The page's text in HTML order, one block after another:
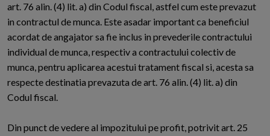
art. 76 alin. (4) lit. a) din Codul fiscal, astfel cum este prevazut
in contractul de munca. Este asadar important ca beneficiul
acordat de angajator sa fie inclus in prevederile contractului
individual de munca, respectiv a contractului colectiv de
munca, pentru aplicarea acestui tratament fiscal si, acesta sa
respecte destinatia prevazuta de art. 76 alin. (4) lit. a) din
Codul fiscal.
Din punct de vedere al impozitului pe profit, potrivit art. 25